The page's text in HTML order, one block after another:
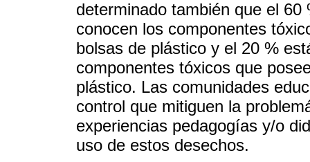
determinado también que el
conocen los componentes
bolsas de plástico y el 20 %
componentes tóxicos que
plástico. Las comunidades
control que mitiguen la
experiencias pedagogías y/o
uso de estos desechos.